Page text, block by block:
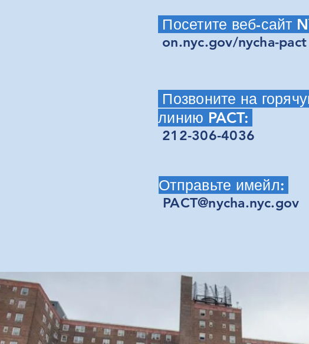
Посетите веб-сайт
on.nyc.gov/nycha-pact
Позвоните на
линию PACT:
212-306-4036
Отправьте имейл:
PACT@nycha.nyc.gov